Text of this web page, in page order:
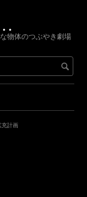
物体のつぶやき劇場
充計画